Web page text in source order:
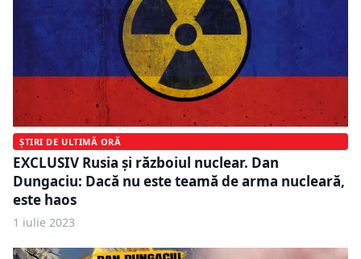
ȘTIRI DE ULTIMĂ ORĂ
EXCLUSIV Rusia şi războiul nuclear. Dan
Dungaciu: Dacă nu este teamă de arma nucleară,
este haos
1 iulie 2023